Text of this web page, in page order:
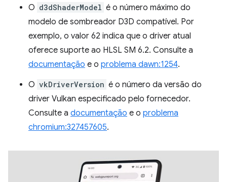
O d3dShaderModel é o número máximo do
modelo de sombreador D3D compatível. Por
exemplo, o valor 62 indica que o driver atual
oferece suporte ao HLSL SM 6.2. Consulte a
documentação e o problema dawn:1254.
O vkDriverVersion é o número da versão do
driver Vulkan especificado pelo fornecedor.
Consulte a documentação e o problema
chromium:327457605.